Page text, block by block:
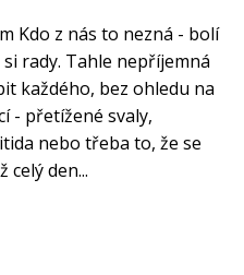
Kdo z nás to nezná - bolí
rady. Tahle nepříjemná
každého, bez ohledu na
- přetížené svaly,
nebo třeba to, že se
celý den...